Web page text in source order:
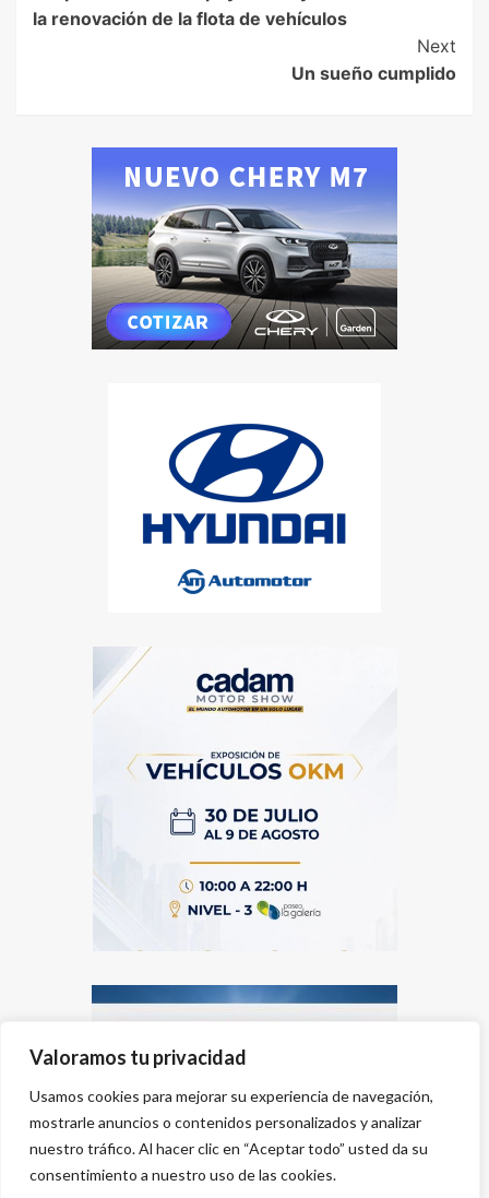
Valoramos tu privacidad
Usamos cookies para mejorar su experiencia de navegación,
mostrarle anuncios o contenidos personalizados y analizar
nuestro tráfico. Al hacer clic en “Aceptar todo” usted da su
consentimiento a nuestro uso de las cookies.
la renovación de la flota de vehículos
Next
Un sueño cumplido